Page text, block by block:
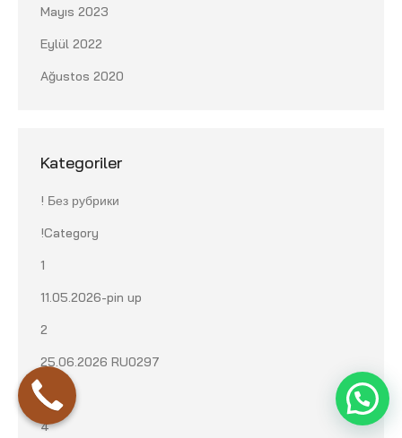
Mayıs 2023
Eylül 2022
Ağustos 2020
Kategoriler
! Без рубрики
!Category
1
11.05.2026-pin up
2
25.06.2026 RU0297
3
4